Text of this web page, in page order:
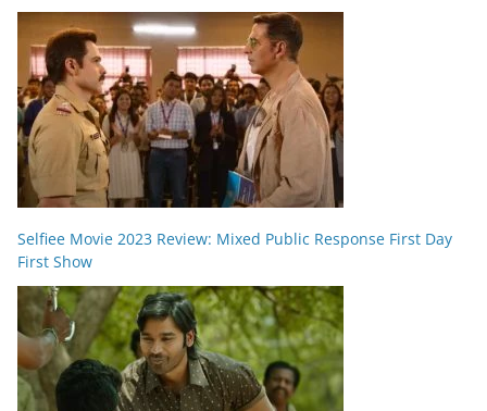
Selfiee Movie 2023 Review: Mixed Public Response First Day
First Show